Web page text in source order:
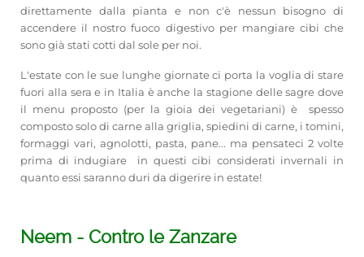
direttamente dalla pianta e non c'è nessun bisogno di
accendere il nostro fuoco digestivo per mangiare cibi che
sono già stati cotti dal sole per noi.
L'estate con le sue lunghe giornate ci porta la voglia di stare
fuori alla sera e in Italia è anche la stagione delle sagre dove
il menu proposto (per la gioia dei vegetariani) è spesso
composto solo di carne alla griglia, spiedini di carne, i tomini,
formaggi vari, agnolotti, pasta, pane... ma pensateci 2 volte
prima di indugiare in questi cibi considerati invernali in
quanto essi saranno duri da digerire in estate!
Neem - Contro le Zanzare